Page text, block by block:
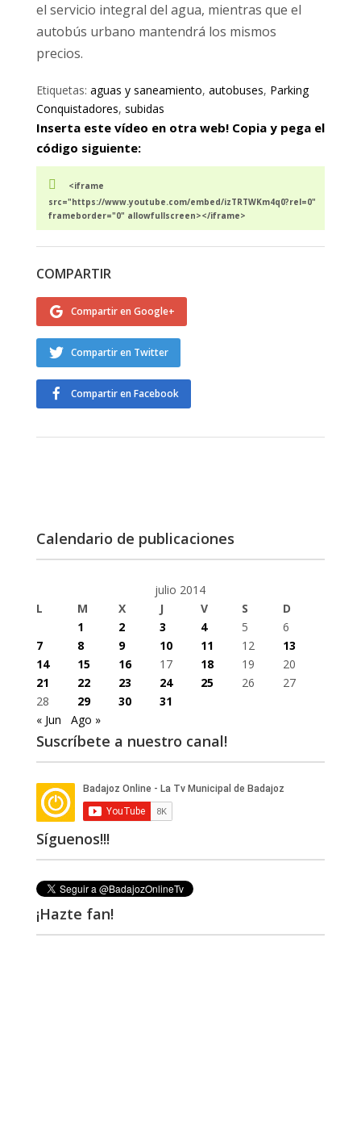
el servicio integral del agua, mientras que el
autobús urbano mantendrá los mismos
precios.
Etiquetas: aguas y saneamiento, autobuses, Parking
Conquistadores, subidas
Inserta este vídeo en otra web! Copia y pega el
código siguiente:
<iframe
src="https://www.youtube.com/embed/izTRTWKm4q0?rel=0"
frameborder="0" allowfullscreen></iframe>
COMPARTIR
Compartir en Google+
Compartir en Twitter
Compartir en Facebook
Calendario de publicaciones
julio 2014
L
M X J V S
D
1
2 3 4 5
6
7
8 9 10 11 12
13
14
15 16 17 18 19
20
21
22 23 24 25 26
27
28
29 30
31
« Jun
Ago »
Suscríbete a nuestro canal!
Síguenos!!!
¡Hazte fan!